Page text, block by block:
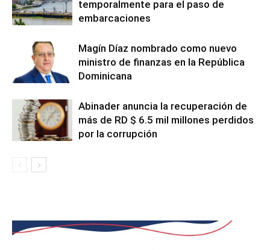
temporalmente para el paso de
embarcaciones
Magín Díaz nombrado como nuevo
ministro de finanzas en la República
Dominicana
Abinader anuncia la recuperación de
más de RD $ 6.5 mil millones perdidos
por la corrupción